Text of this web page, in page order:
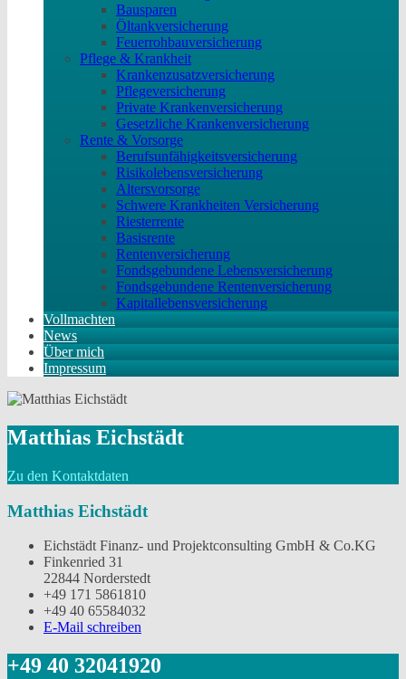
Bausparen
Öltankversicherung
Feuerrohbauversicherung
Pflege & Krankheit
Krankenzusatzversicherung
Pflegeversicherung
Private Krankenversicherung
Gesetzliche Krankenversicherung
Rente & Vorsorge
Berufs­unfähigkeitsversicherung
Risikolebensversicherung
Altersvorsorge
Schwere Krankheiten Versicherung
Riesterrente
Basisrente
Rentenversicherung
Fondsgebundene Lebensversicherung
Fondsgebundene Rentenversicherung
Kapitallebensversicherung
Vollmachten
News
Über mich
Impressum
Matthias Eichstädt
Zu den Kontaktdaten
Matthias Eichstädt
Eichstädt Finanz- und Projektconsulting GmbH & Co.KG
Finkenried 31
22844 Norderstedt
‭+49 171 5861810
+49 40 65584032
E-Mail schreiben
‭+49 40 32041920